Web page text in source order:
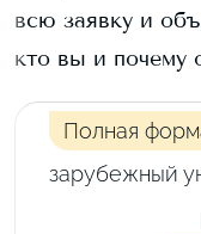
всю заявку и
кто вы и почему
Полная
зарубежный